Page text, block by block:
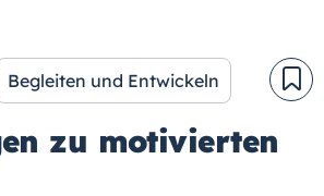
Begleiten und Entwickeln
zu motivierten